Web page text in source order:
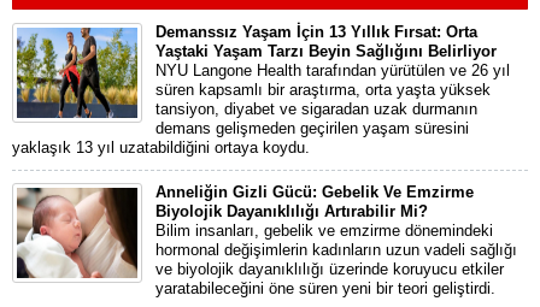
Demanssız Yaşam İçin 13 Yıllık Fırsat: Orta
Yaştaki Yaşam Tarzı Beyin Sağlığını Belirliyor
NYU Langone Health tarafından yürütülen ve 26 yıl
süren kapsamlı bir araştırma, orta yaşta yüksek
tansiyon, diyabet ve sigaradan uzak durmanın
demans gelişmeden geçirilen yaşam süresini
yaklaşık 13 yıl uzatabildiğini ortaya koydu.
Anneliğin Gizli Gücü: Gebelik Ve Emzirme
Biyolojik Dayanıklılığı Artırabilir Mi?
Bilim insanları, gebelik ve emzirme dönemindeki
hormonal değişimlerin kadınların uzun vadeli sağlığı
ve biyolojik dayanıklılığı üzerinde koruyucu etkiler
yaratabileceğini öne süren yeni bir teori geliştirdi.